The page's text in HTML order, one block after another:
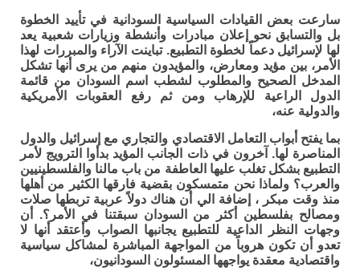
سارعت بعض القيادات السياسية السودانية في تأييد الخطوة
بل والتسابق نحو إعلان مبادرات وأنشطة وزيارات شعبية يعد
لها لإسرائيل دعماً لخطوة التطبيع. تباينت الآراء والمبررات لهذا
الأمر، بين مؤيد ومعارض، والمؤيدون منهم من يرى أنها تشكل
المدخل الصحيح والمطلوب لشطب اسم السودان من قائمة
الدول الراعية للإرهاب ومن ثم رفع العقوبات الأمريكية
والدولية عنه،
بما يفتح أبواب التعامل الاقتصادي والتجاري مع إسرائيل والدول
المناصرة لها. آخرون في ذات الجانب المؤيد بدأوا الترويج لأمر
التطبيع بشكل تغلب عليها العاطفة من باب مالنا والفلسطينيين
والعرب؟ ولماذا نحن متمسكون بقضية فارقها الكثير من أهلها
منذ وقت مبكر ، إضافة الي أن هناك دولاً عربية تربطها صلات
ومصالح بفلسطين أكثر من السودان سبقتنا في الأمر؟. أن
وجهات النظر الداعية للتطبيع يجانبها الصواب وأعتقد أنها لا
تعدو أن تكون هروباً من المواجهة المباشرة لمشاكل سياسية
واقتصادية معقدة يواجهها المسئولون السودانيون،